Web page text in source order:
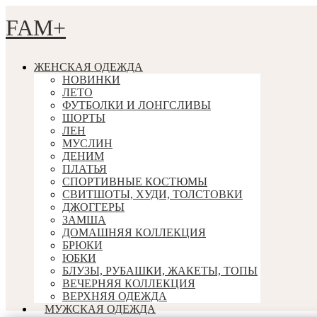
FAM+
ЖЕНСКАЯ ОДЕЖДА
НОВИНКИ
ЛЕТО
ФУТБОЛКИ И ЛОНГСЛИВЫ
ШОРТЫ
ЛЕН
МУСЛИН
ДЕНИМ
ПЛАТЬЯ
СПОРТИВНЫЕ КОСТЮМЫ
СВИТШОТЫ, ХУДИ, ТОЛСТОВКИ
ДЖОГГЕРЫ
ЗАМША
ДОМАШНЯЯ КОЛЛЕКЦИЯ
БРЮКИ
ЮБКИ
БЛУЗЫ, РУБАШКИ, ЖАКЕТЫ, ТОПЫ
ВЕЧЕРНЯЯ КОЛЛЕКЦИЯ
ВЕРХНЯЯ ОДЕЖДА
МУЖСКАЯ ОДЕЖДА